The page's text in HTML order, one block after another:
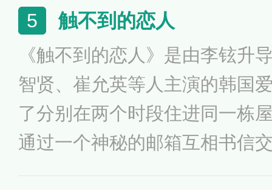
月23日在韩国上映。《那小
的的人要算是录音师，影片拍
对宋承宪及郑多彬的欢呼。
高中学生作为临时群众演员，
动的女学生们便会忍不住离开
NG也因此而频频发生。
5 触不到的恋人
《触不到的恋人》是由李铉升
智贤、崔允英等人主演的韩国
了分别在两个时段住进同一栋
通过一个神秘的邮箱互相书信